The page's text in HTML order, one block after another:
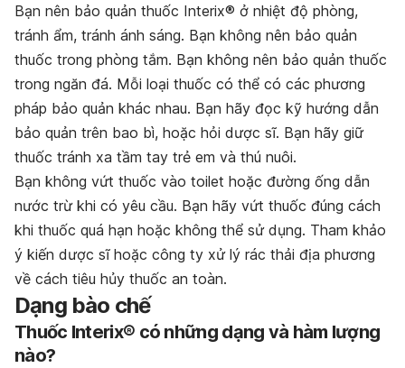
Bạn nên bảo quản thuốc Interix® ở nhiệt độ phòng,
tránh ẩm, tránh ánh sáng. Bạn không nên bảo quản
thuốc trong phòng tắm. Bạn không nên bảo quản thuốc
trong ngăn đá. Mỗi loại thuốc có thể có các phương
pháp bảo quản khác nhau. Bạn hãy đọc kỹ hướng dẫn
bảo quản trên bao bì, hoặc hỏi dược sĩ. Bạn hãy giữ
thuốc tránh xa tầm tay trẻ em và thú nuôi.
Bạn không vứt thuốc vào toilet hoặc đường ống dẫn
nước trừ khi có yêu cầu. Bạn hãy vứt thuốc đúng cách
khi thuốc quá hạn hoặc không thể sử dụng. Tham khảo
ý kiến dược sĩ hoặc công ty xử lý rác thải địa phương
về cách tiêu hủy thuốc an toàn.
Dạng bào chế
Thuốc Interix® có những dạng và hàm lượng
nào?